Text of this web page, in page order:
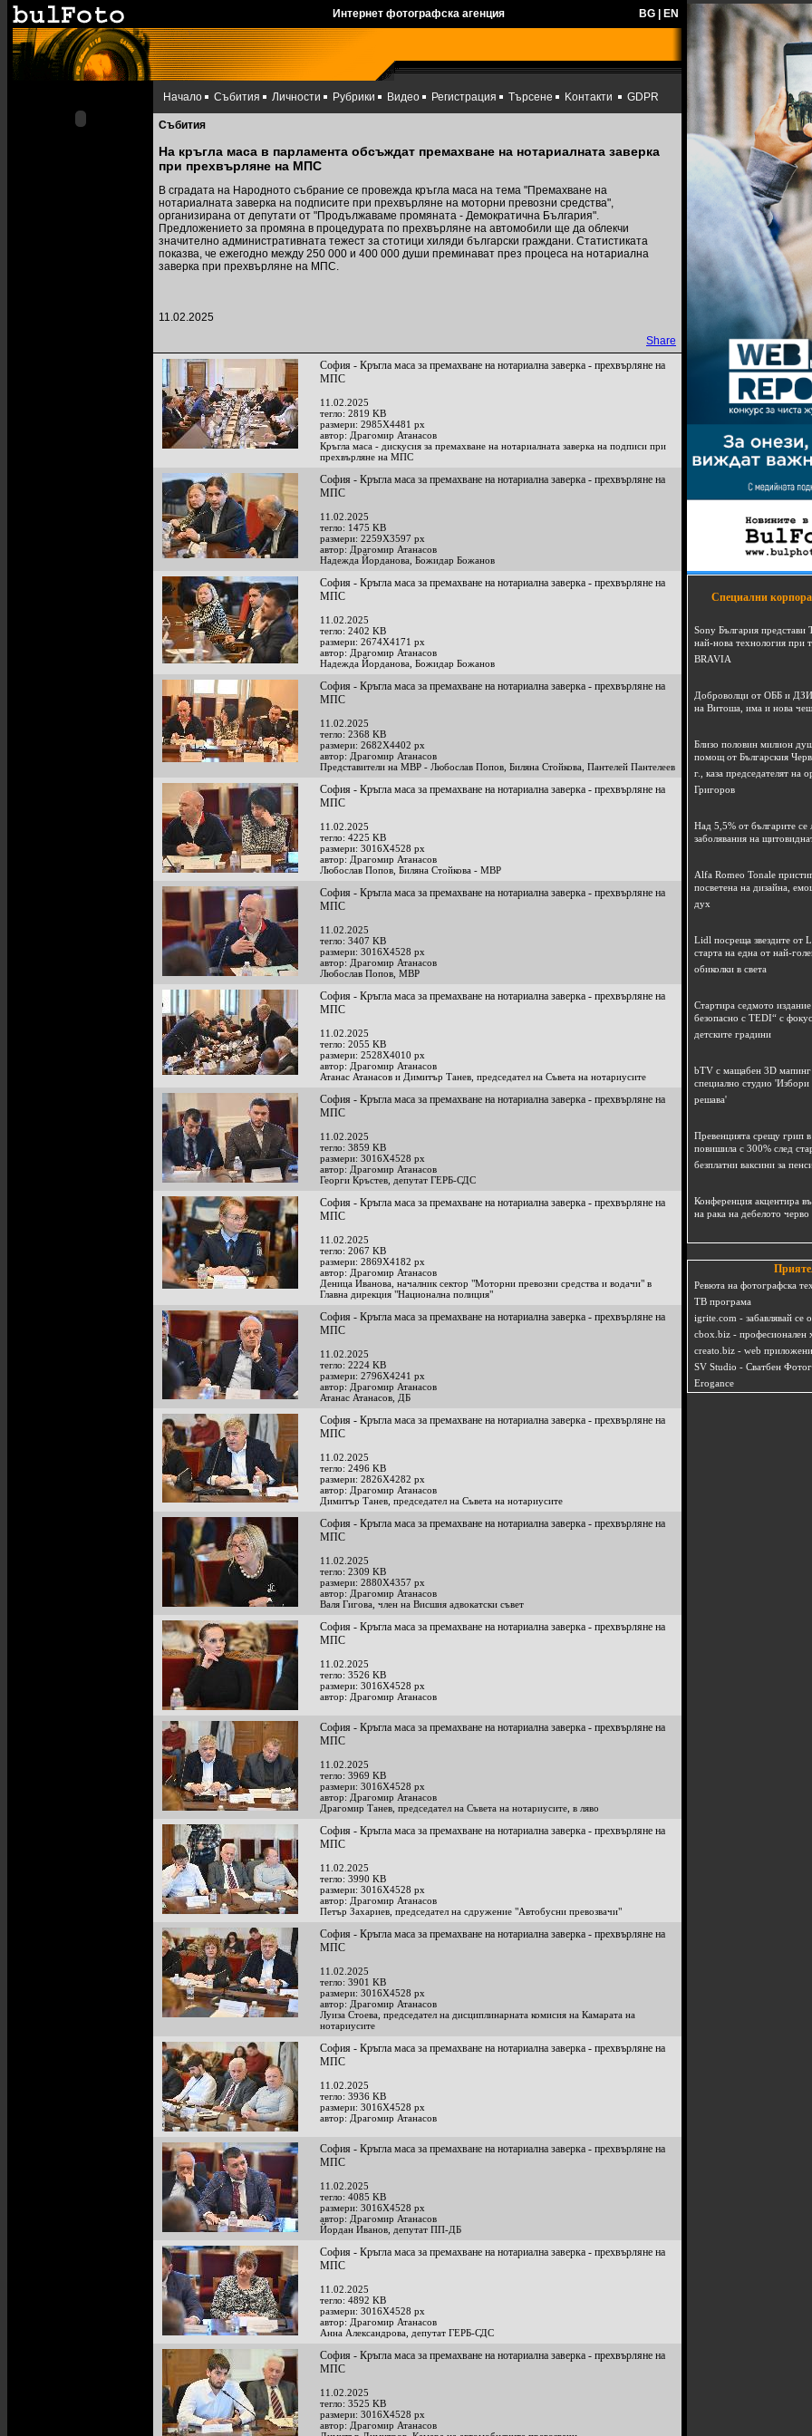
Интернет фотографска агенция BG EN
Начало Събития Личности Рубрики Видео Регистрация Търсене Kонтакти GDPR
Събития
На кръгла маса в парламента обсъждат премахване на нотариалната заверка
при прехвърляне на МПС
В сградата на Народното събрание се провежда кръгла маса на тема "Премахване на
нотариалната заверка на подписите при прехвърляне на моторни превозни средства",
организирана от депутати от "Продължаваме промяната - Демократична България".
Предложението за промяна в процедурата по прехвърляне на автомобили ще да облекчи
значително административната тежест за стотици хиляди български граждани. Статистиката
показва, че ежегодно между 250 000 и 400 000 души преминават през процеса на нотариална
заверка при прехвърляне на МПС.
11.02.2025
Share
София - Кръгла маса за премахване на нотариална заверка - прехвърляне на
МПС
11.02.2025
тегло: 2819 KB
размери: 2985X4481 px
автор: Драгомир Атанасов
Кръгла маса - дискусия за премахване на нотариалната заверка на подписи при
прехвърляне на МПС
София - Кръгла маса за премахване на нотариална заверка - прехвърляне на
МПС
11.02.2025
тегло: 1475 KB
размери: 2259X3597 px
автор: Драгомир Атанасов
Надежда Йорданова, Божидар Божанов
София - Кръгла маса за премахване на нотариална заверка - прехвърляне на
МПС
11.02.2025
тегло: 2402 KB
размери: 2674X4171 px
автор: Драгомир Атанасов
Надежда Йорданова, Божидар Божанов
София - Кръгла маса за премахване на нотариална заверка - прехвърляне на
МПС
11.02.2025
тегло: 2368 KB
размери: 2682X4402 px
автор: Драгомир Атанасов
Представители на МВР - Любослав Попов, Биляна Стойкова, Пантелей Пантелеев
София - Кръгла маса за премахване на нотариална заверка - прехвърляне на
МПС
11.02.2025
тегло: 4225 KB
размери: 3016X4528 px
автор: Драгомир Атанасов
Любослав Попов, Биляна Стойкова - МВР
София - Кръгла маса за премахване на нотариална заверка - прехвърляне на
МПС
11.02.2025
тегло: 3407 KB
размери: 3016X4528 px
автор: Драгомир Атанасов
Любослав Попов, МВР
София - Кръгла маса за премахване на нотариална заверка - прехвърляне на
МПС
11.02.2025
тегло: 2055 KB
размери: 2528X4010 px
автор: Драгомир Атанасов
Атанас Атанасов и Димитър Танев, председател на Съвета на нотариусите
София - Кръгла маса за премахване на нотариална заверка - прехвърляне на
МПС
11.02.2025
тегло: 3859 KB
размери: 3016X4528 px
автор: Драгомир Атанасов
Георги Кръстев, депутат ГЕРБ-СДС
София - Кръгла маса за премахване на нотариална заверка - прехвърляне на
МПС
11.02.2025
тегло: 2067 KB
размери: 2869X4182 px
автор: Драгомир Атанасов
Деница Иванова, началник сектор "Моторни превозни средства и водачи" в
Главна дирекция "Национална полиция"
София - Кръгла маса за премахване на нотариална заверка - прехвърляне на
МПС
11.02.2025
тегло: 2224 KB
размери: 2796X4241 px
автор: Драгомир Атанасов
Атанас Атанасов, ДБ
София - Кръгла маса за премахване на нотариална заверка - прехвърляне на
МПС
11.02.2025
тегло: 2496 KB
размери: 2826X4282 px
автор: Драгомир Атанасов
Димитър Танев, председател на Съвета на нотариусите
София - Кръгла маса за премахване на нотариална заверка - прехвърляне на
МПС
11.02.2025
тегло: 2309 KB
размери: 2880X4357 px
автор: Драгомир Атанасов
Валя Гигова, член на Висшия адвокатски съвет
София - Кръгла маса за премахване на нотариална заверка - прехвърляне на
МПС
11.02.2025
тегло: 3526 KB
размери: 3016X4528 px
автор: Драгомир Атанасов
София - Кръгла маса за премахване на нотариална заверка - прехвърляне на
МПС
11.02.2025
тегло: 3969 KB
размери: 3016X4528 px
автор: Драгомир Атанасов
Драгомир Танев, председател на Съвета на нотариусите, в ляво
София - Кръгла маса за премахване на нотариална заверка - прехвърляне на
МПС
11.02.2025
тегло: 3990 KB
размери: 3016X4528 px
автор: Драгомир Атанасов
Петър Захариев, председател на сдружение "Автобусни превозвачи"
София - Кръгла маса за премахване на нотариална заверка - прехвърляне на
МПС
11.02.2025
тегло: 3901 KB
размери: 3016X4528 px
автор: Драгомир Атанасов
Луиза Стоева, председател на дисциплинарната комисия на Камарата на
нотариусите
София - Кръгла маса за премахване на нотариална заверка - прехвърляне на
МПС
11.02.2025
тегло: 3936 KB
размери: 3016X4528 px
автор: Драгомир Атанасов
София - Кръгла маса за премахване на нотариална заверка - прехвърляне на
МПС
11.02.2025
тегло: 4085 KB
размери: 3016X4528 px
автор: Драгомир Атанасов
Йордан Иванов, депутат ПП-ДБ
София - Кръгла маса за премахване на нотариална заверка - прехвърляне на
МПС
11.02.2025
тегло: 4892 KB
размери: 3016X4528 px
автор: Драгомир Атанасов
Анна Александрова, депутат ГЕРБ-СДС
София - Кръгла маса за премахване на нотариална заверка - прехвърляне на
МПС
11.02.2025
тегло: 3525 KB
размери: 3016X4528 px
автор: Драгомир Атанасов
Специални
Sony България представи
най-нова технология при
BRAVIA
Доброволци от ОББ и ДЗИ
на Витоша, има и нова
Близо половин милион
помощ от Българския
г., каза председателят на
Григоров
Над 5,5% от българите се
заболявания на
Alfa Romeo Tonale
посветена на дизайна,
дух
Lidl посреща звездите от
старта на една от най-
обиколки в света
Стартира седмото
безопасно с TEDI“ с
детските градини
bTV с мащабен 3D мапинг
специално студио
решава'
Превенцията срещу грип в
повишила с 300% след
безплатни ваксини за
Конференция акцентира
на рака на дебелото черво
Ревюта на фотографска
ТВ програма
igrite.com - забавлявай се
cbox.biz - професионален
creato.biz - web
SV Studio - Сватбен
Erogance